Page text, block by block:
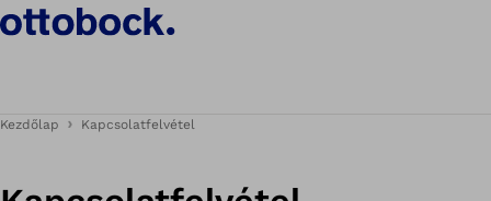
Kezdőlap Kapcsolatfelvétel